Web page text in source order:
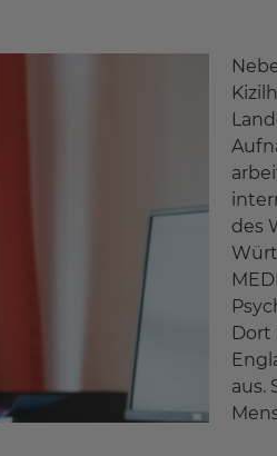
des
Dort
aus.